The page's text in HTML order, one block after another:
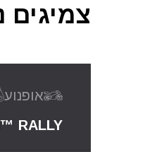
אופנוע
RALLY